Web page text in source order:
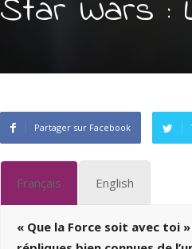
Star Wars :
Partager sur Facebook
Français English
« Que la Force soit avec toi